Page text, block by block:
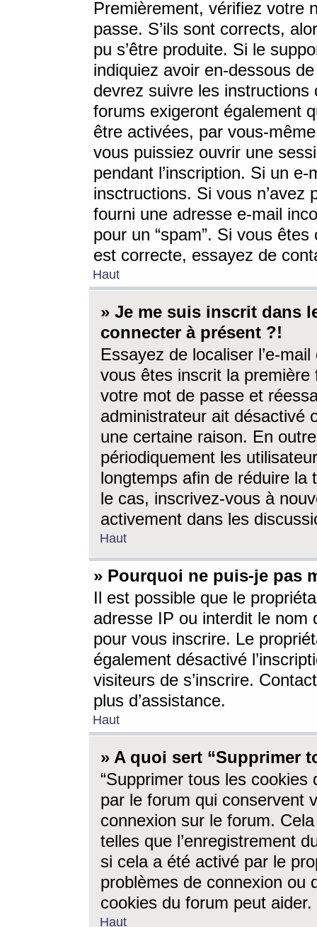
Premièrement, vérifiez votre
passe. S’ils sont corrects,
pu s’être produite. Si le
indiquiez avoir en-dessous
devrez suivre les
forums exigeront également
être activées, par vous-
vous puissiez ouvrir une
pendant l’inscription. Si un
insctructions. Si vous n’avez
fourni une adresse e-mail
pour un “spam”. Si vous
est correcte, essayez de
Haut
» Je me suis inscrit dans
connecter à présent ?!
Essayez de localiser l’e-
vous êtes inscrit la première
votre mot de passe et
administrateur ait désactivé
une certaine raison. En
périodiquement les
longtemps afin de réduire la
le cas, inscrivez-vous à
activement dans les
Haut
» Pourquoi ne puis-je pas
Il est possible que le
adresse IP ou interdit le nom
pour vous inscrire. Le
également désactivé
visiteurs de s’inscrire.
plus d’assistance.
Haut
» A quoi sert “Supprimer
“Supprimer tous les cookies
par le forum qui conservent
connexion sur le forum.
telles que l’enregistrement
si cela a été activé par le
problèmes de connexion ou
cookies du forum peut aider.
Haut